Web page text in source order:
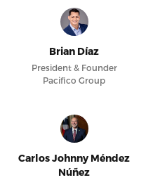
Brian Díaz
President & Founder
Pacifico Group
Carlos Johnny Méndez
Núñez